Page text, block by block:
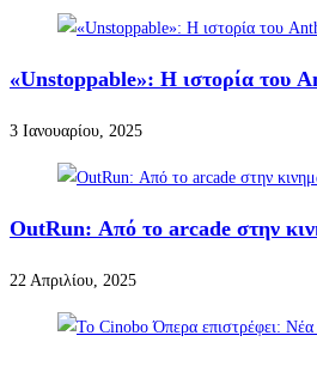
«Unstoppable»: Η ιστορία του
3 Ιανουαρίου, 2025
OutRun: Από το arcade στην
22 Απριλίου, 2025